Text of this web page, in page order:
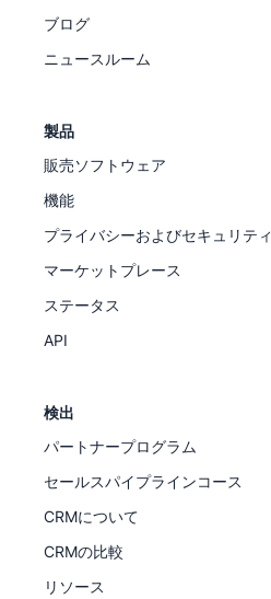
ブログ
ニュースルーム
製品
販売ソフトウェア
機能
プライバシーおよびセキュリティ
マーケットプレース
ステータス
API
検出
パートナープログラム
セールスパイプラインコース
CRMについて
CRMの比較
リソース